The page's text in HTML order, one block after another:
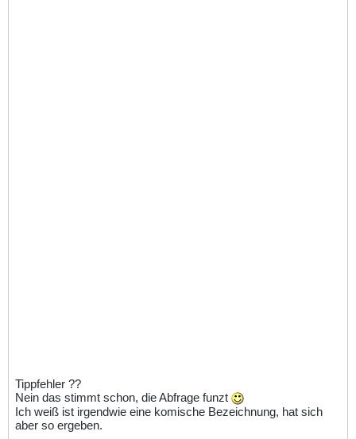
Tippfehler ??
Nein das stimmt schon, die Abfrage funzt
Ich weiß ist irgendwie eine komische Bezeichnung, hat sich
aber so ergeben.